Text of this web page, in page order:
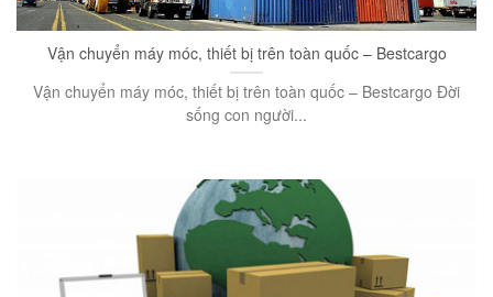
Vận chuyển máy móc, thiết bị trên toàn quốc – Bestcargo
Vận chuyển máy móc, thiết bị trên toàn quốc – Bestcargo Đời
sống con người...